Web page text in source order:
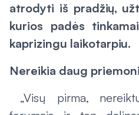
atrodyti iš pradžių,
kurios padės
kaprizingu laikotarpiu.
Nereikia daug
„Visų pirma,